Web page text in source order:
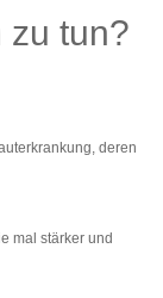
zu tun?
deren
mal stärker und